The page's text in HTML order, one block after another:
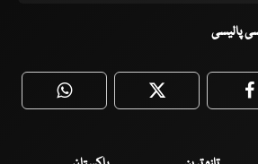
پالیسی
WhatsApp Twitter